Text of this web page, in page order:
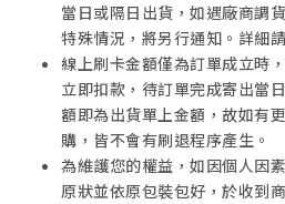
當日或隔日出貨，如遇廠商調
特殊情況，將另行通知。詳細
線上刷卡金額僅為訂單成立時
立即扣款，待訂單完成寄出當
額即為出貨單上金額，故如有
購，皆不會有刷退程序產生。
為維護您的權益，如因個人因
原狀並依原包裝包好，於收到